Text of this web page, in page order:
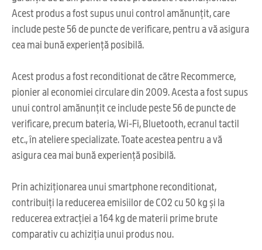
Acest produs a fost supus unui control amănunțit, care
include peste 56 de puncte de verificare, pentru a vă asigura
cea mai bună experiență posibilă.
Acest produs a fost reconditionat de către Recommerce,
pionier al economiei circulare din 2009. Acesta a fost supus
unui control amănunțit ce include peste 56 de puncte de
verificare, precum bateria, Wi-Fi, Bluetooth, ecranul tactil
etc., în ateliere specializate. Toate acestea pentru a vă
asigura cea mai bună experiență posibilă.
Prin achiziționarea unui smartphone reconditionat,
contribuiți la reducerea emisiilor de CO2 cu 50 kg și la
reducerea extracției a 164 kg de materii prime brute
comparativ cu achiziția unui produs nou.